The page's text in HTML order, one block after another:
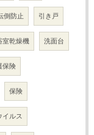
倒防止 引き戸
室乾燥機 洗面台
保険
保険
イルス